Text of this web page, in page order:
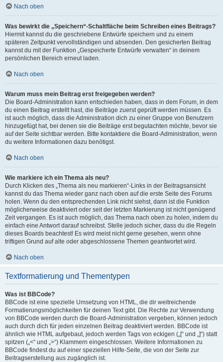
Nach oben
Was bewirkt die „Speichern“-Schaltfläche beim Schreiben eines Beitrags?
Hiermit kannst du die geschriebene Entwürfe speichern und zu einem
späteren Zeitpunkt vervollständigen und absenden. Den gesicherten Beitrag
kannst du mit der Funktion „Gespeicherte Entwürfe verwalten“ in deinem
persönlichen Bereich erneut laden.
Nach oben
Warum muss mein Beitrag erst freigegeben werden?
Die Board-Administration kann entschieden haben, dass in dem Forum, in dem
du einen Beitrag erstellt hast, die Beiträge zuerst geprüft werden müssen. Es
ist auch möglich, dass die Administration dich zu einer Gruppe von Benutzern
hinzugefügt hat, bei denen sie die Beiträge erst begutachten möchte, bevor sie
auf der Seite sichtbar werden. Bitte kontaktiere die Board-Administration, wenn
du weitere Informationen dazu benötigst.
Nach oben
Wie markiere ich ein Thema als neu?
Durch Klicken des „Thema als neu markieren“-Links in der Beitragsansicht
kannst du das Thema wieder ganz nach oben auf die erste Seite des Forums
holen. Wenn du den entsprechenden Link nicht siehst, dann ist die Funktion
möglicherweise deaktiviert oder seit der letzten Markierung ist nicht genügend
Zeit vergangen. Es ist auch möglich, das Thema nach oben zu holen, indem du
einfach eine Antwort darauf schreibst. Stelle jedoch sicher, dass du die Regeln
dieses Boards beachtest! Es wird meist nicht gerne gesehen, wenn ohne
triftigen Grund auf alte oder abgeschlossene Themen geantwortet wird.
Nach oben
Textformatierung und Thementypen
Was ist BBCode?
BBCode ist eine spezielle Umsetzung von HTML, die dir weitreichende
Formatierungsmöglichkeiten für deinen Text gibt. Die Rechte zur Verwendung
von BBCode werden durch die Board-Administration vergeben, können jedoch
auch durch dich für jeden einzelnen Beitrag deaktiviert werden. BBCode ist
ähnlich wie HTML aufgebaut, jedoch werden Tags von eckigen („[“ und „]“) statt
spitzen („<“ und „>“) Klammern eingeschlossen. Weitere Informationen zu
BBCode findest du auf einer speziellen Hilfe-Seite, die von der Seite zur
Beitragserstellung aus zugänglich ist.